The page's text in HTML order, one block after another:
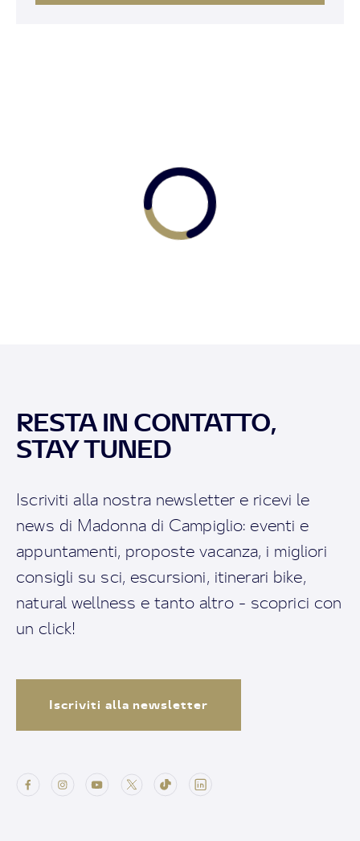
RESTA IN CONTATTO,
STAY TUNED
Iscriviti alla nostra newsletter e ricevi le
news di Madonna di Campiglio: eventi e
appuntamenti, proposte vacanza, i migliori
consigli su sci, escursioni, itinerari bike,
natural wellness e tanto altro - scoprici con
un click!
Iscriviti alla newsletter